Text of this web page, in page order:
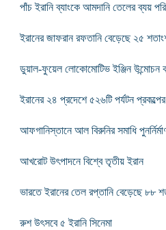
পাঁচ ইরানি ব্যাংকে আমদানি তেলের ব্যয়
ইরানের জাফরান রফতানি বেড়েছে ২৫
ডুয়াল-ফুয়েল লোকোমোটিভ ইঞ্জিন উন্মোচন
ইরানের ২৪ প্রদেশে ৫২৬টি পর্যটন
আফগানিস্তানে আল বিরুনির সমাধি
আখরোট উৎপাদনে বিশ্বে তৃতীয় ইরান
ভারতে ইরানের তেল রপ্তানি বেড়েছে ৮৮
রুশ উৎসবে ৫ ইরানি সিনেমা